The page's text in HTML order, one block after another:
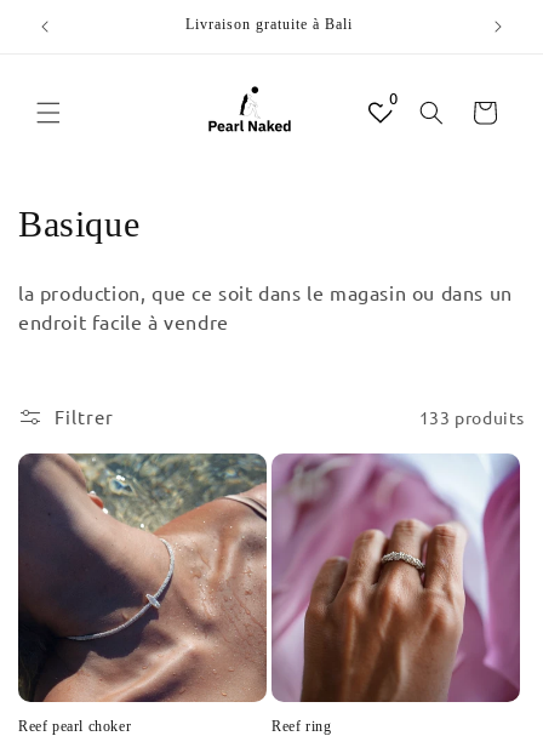
passer
Livraison gratuite à Bali
0
Panier
C
l
e
c
o
:
Basique
la production, que ce soit dans le magasin ou dans un
endroit facile à vendre
Filtrer 133 produits
Reef pearl choker Reef ring